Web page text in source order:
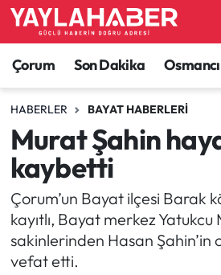
Çorum Son Dakika
HABERLER BAYAT HABERLERI
Murat Şahin
kaybetti
Çorum’un Bayat ilçesi Barak
kayıtlı, Bayat merkez Yatukcu
sakinlerinden Hasan Şahin’in
vefat etti.
Alaca Haberleri
Bayat Haberleri
Bilgi - Keşfet Haberleri
Bilim ve Teknoloji
Boğazkale Haberleri
Çorum Haberleri
Çorum Nöbetçi Eczaneler
Çorum Hava Durumu
Çorum Namaz Vakitleri
Çorum Trafik Yoğunluk
TFF 1.Lig Puan Durumu ve
Tüm Manşetler